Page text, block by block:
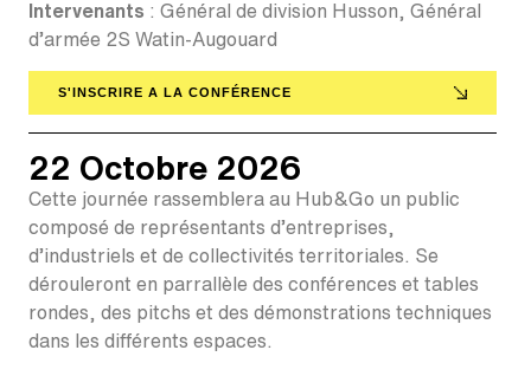
Intervenants : Général de division Husson, Général
d’armée 2S Watin-Augouard
S'INSCRIRE A LA CONFÉRENCE
22 Octobre 2026
Cette journée rassemblera au Hub&Go un public
composé de représentants d’entreprises,
d’industriels et de collectivités territoriales. Se
dérouleront en parrallèle des conférences et tables
rondes, des pitchs et des démonstrations techniques
dans les différents espaces.